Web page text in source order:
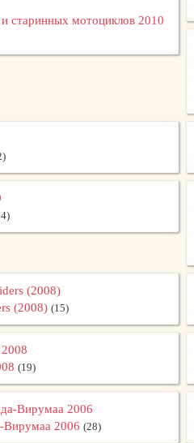
и старинных мотоциклов 2010
(2008) (15)
(19)
Вирумаа 2006 (28)